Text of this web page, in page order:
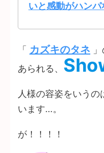
いと感動がハンパ
「 カズキのタネ
あられる、
人様の容姿をいう
います…。
が！！！！